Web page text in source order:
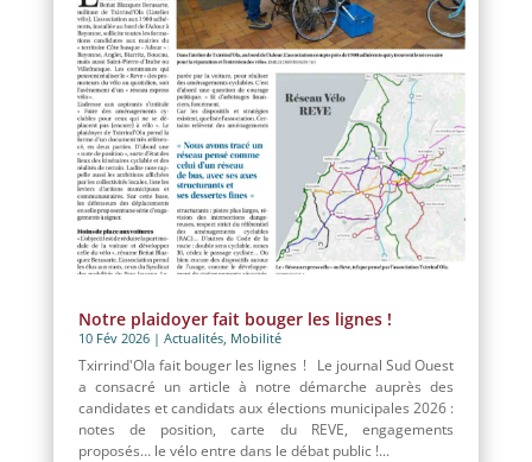
Notre plaidoyer fait bouger les lignes !
10 Fév 2026| Actualités, Mobilité
Txirrind'Ola fait bouger les lignes ! Le journal Sud Ouest
a consacré un article à notre démarche auprès des
candidates et candidats aux élections municipales 2026 :
notes de position, carte du REVE, engagements
proposés… le vélo entre dans le débat public !...